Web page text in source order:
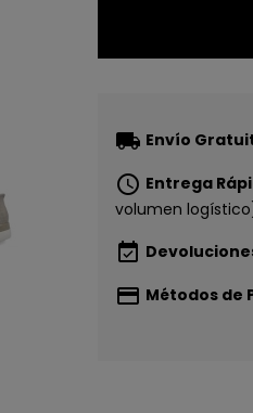
local_shipping Envío
schedule Entrega
volumen
event_available
payment Métodos de